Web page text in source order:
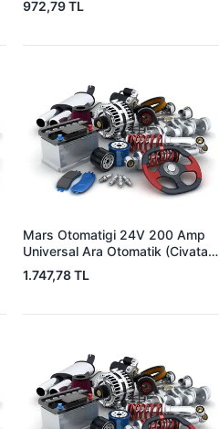
972,79 TL
Mars Otomatigi 24V 200 Amp
Universal Ara Otomatik (Civatali)
| ZM 1404
1.747,78 TL